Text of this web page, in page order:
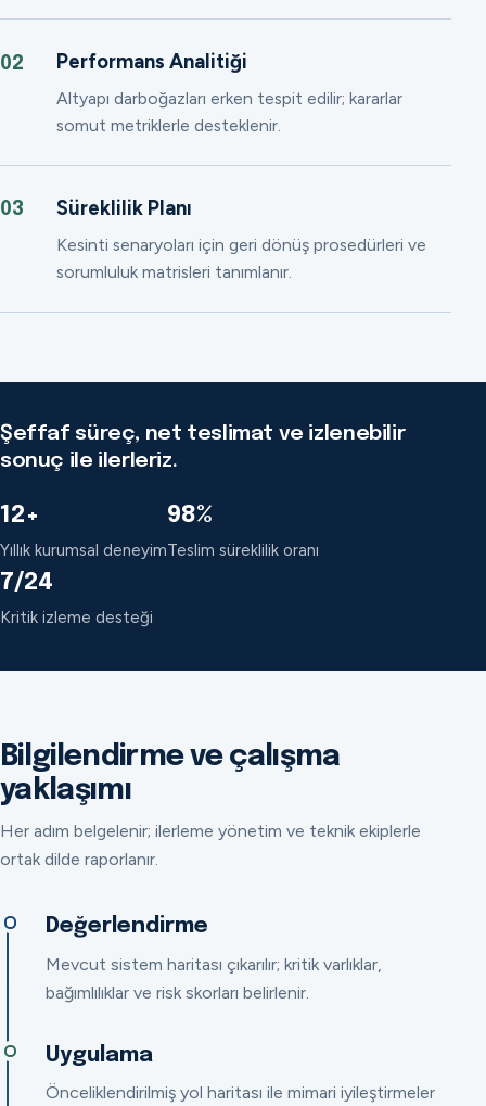
02 Performans Analitiği
Altyapı darboğazları erken tespit edilir; kararlar
somut metriklerle desteklenir.
03 Süreklilik Planı
Kesinti senaryoları için geri dönüş prosedürleri ve
sorumluluk matrisleri tanımlanır.
Şeffaf süreç, net teslimat ve izlenebilir
sonuç ile ilerleriz.
12+
Yıllık kurumsal deneyim
98%
Teslim süreklilik oranı
7/24
Kritik izleme desteği
Bilgilendirme ve çalışma
yaklaşımı
Her adım belgelenir; ilerleme yönetim ve teknik ekiplerle
ortak dilde raporlanır.
Değerlendirme
Mevcut sistem haritası çıkarılır; kritik varlıklar,
bağımlılıklar ve risk skorları belirlenir.
Uygulama
Önceliklendirilmiş yol haritası ile mimari iyileştirmeler